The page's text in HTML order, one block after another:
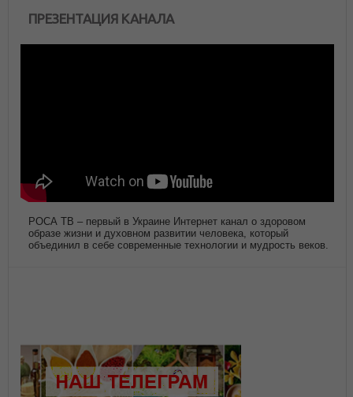
ПРЕЗЕНТАЦИЯ КАНАЛА
РОСА ТВ – первый в Украине Интернет канал о здоровом
образе жизни и духовном развитии человека, который
объединил в себе современные технологии и мудрость веков.